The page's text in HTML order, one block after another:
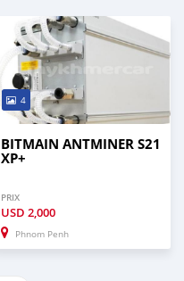
4
BITMAIN ANTMINER S21
XP+
PRIX
USD 2,000
Phnom Penh